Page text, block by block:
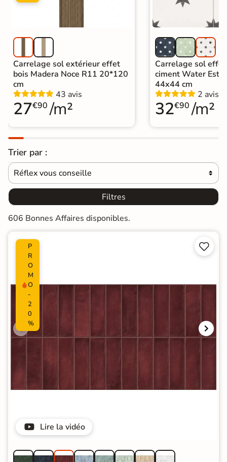
Carrelage sol extérieur effet
bois Madera Noce R11 20*120
cm
43 avis
27€90 /m²
Carrelage sol
ciment Water
44x44 cm
2 avis
32€90 /m²
Trier par :
Réflex vous conseille 
Filtres
606 Bonnes Affaires disponibles.
Lire la vidéo
P
R
O
M
O
-
2
0
%

